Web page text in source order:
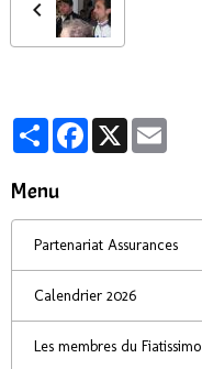
PartagerFacebook
X
Menu
Partenariat Assurances
Calendrier 2026
Les membres du Fiatissimo